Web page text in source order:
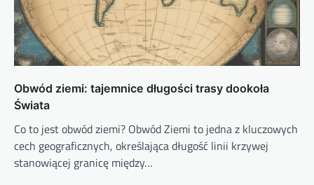
Obwód ziemi: tajemnice długości trasy dookoła
Świata
Co to jest obwód ziemi? Obwód Ziemi to jedna z kluczowych
cech geograficznych, określająca długość linii krzywej
stanowiącej granicę między…